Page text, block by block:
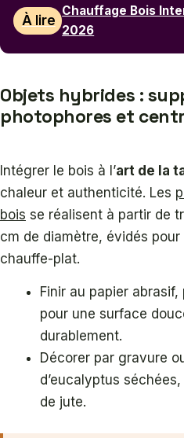
À lire
Chauffage Bois
2026
Objets hybrides :
photophores et
Intégrer le bois à l’art de la
chaleur et authenticité. Les
bois se réalisent à partir de
cm de diamètre, évidés
chauffe-plat.
Finir au papier abrasif,
pour une surface
durablement.
Décorer par gravure
d’eucalyptus
de jute.